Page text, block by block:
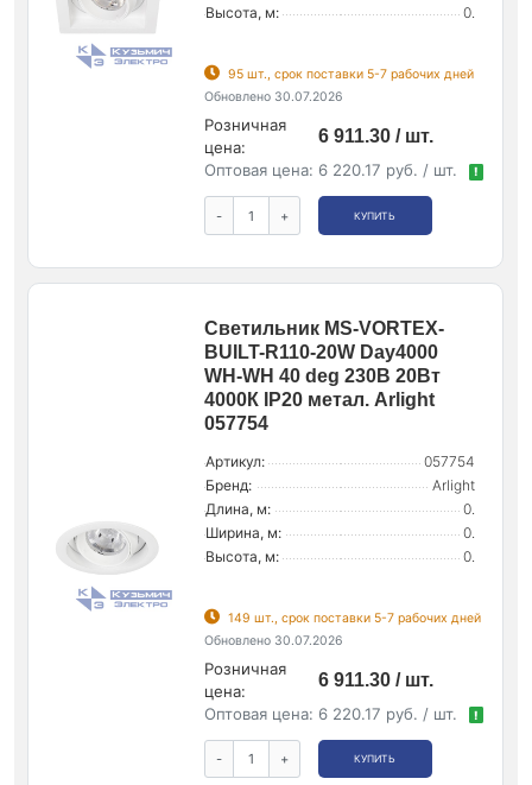
Высота, м:
0.
95 шт., срок поставки 5-7 рабочих дней
Обновлено 30.07.2026
Розничная
цена:
6 911.30 / шт.
Оптовая цена: 6 220.17 руб. / шт. !
- + КУПИТЬ
Светильник MS-VORTEX-
BUILT-R110-20W Day4000
WH-WH 40 deg 230В 20Вт
4000К IP20 метал. Arlight
057754
Артикул:
057754
Бренд:
Arlight
Длина, м:
0.
Ширина, м:
0.
Высота, м:
0.
149 шт., срок поставки 5-7 рабочих дней
Обновлено 30.07.2026
Розничная
цена:
6 911.30 / шт.
Оптовая цена: 6 220.17 руб. / шт. !
- + КУПИТЬ